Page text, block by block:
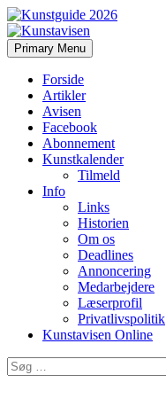
Kunstavisen
Search
Primary Menu Skip
to
Forside
Artikler
Avisen
Facebook
Abonnement
Kunstkalender
Tilmeld
Info
Links
Historien
Om os
Deadlines
Annoncering
Medarbejdere
Læserprofil
Privatlivspolitik
Kunstavisen Online
Search
for: